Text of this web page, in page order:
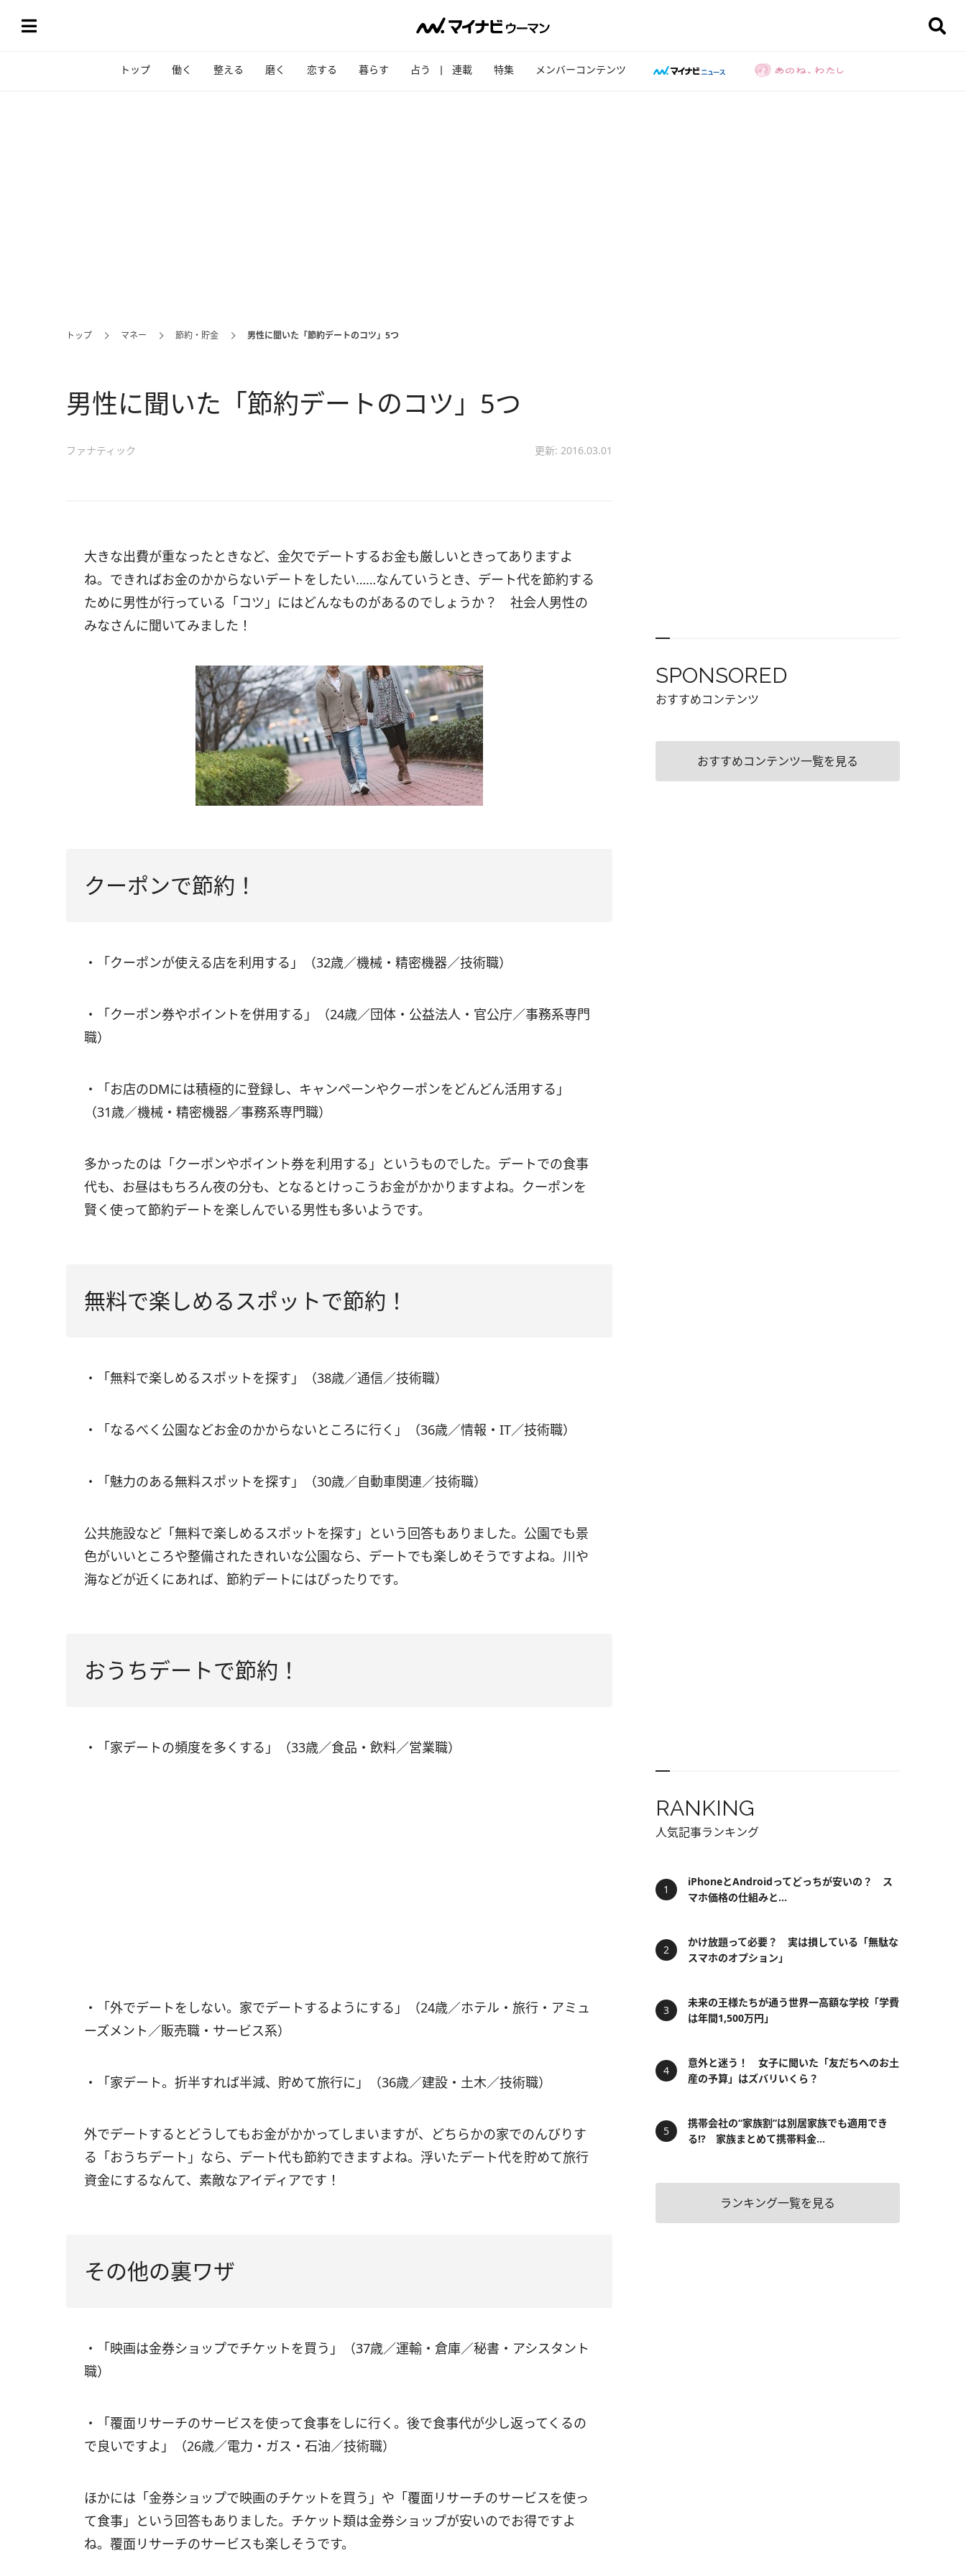
トップ 働く 整える 磨く 恋する 暮らす 占う 連載 特集 メンバーコンテンツ
トップ マネー 節約・貯金 男性に聞いた「節約デートのコツ」5つ
男性に聞いた「節約デートのコツ」5つ
ファナティック 更新: 2016.03.01
大きな出費が重なったときなど、金欠でデートするお金も厳しいときってありますよ
ね。できればお金のかからないデートをしたい……なんていうとき、デート代を節約する
ために男性が行っている「コツ」にはどんなものがあるのでしょうか？ 社会人男性の
みなさんに聞いてみました！
クーポンで節約！
・「クーポンが使える店を利用する」（32歳／機械・精密機器／技術職）
・「クーポン券やポイントを併用する」（24歳／団体・公益法人・官公庁／事務系専門
職）
・「お店のDMには積極的に登録し、キャンペーンやクーポンをどんどん活用する」
（31歳／機械・精密機器／事務系専門職）
多かったのは「クーポンやポイント券を利用する」というものでした。デートでの食事
代も、お昼はもちろん夜の分も、となるとけっこうお金がかかりますよね。クーポンを
賢く使って節約デートを楽しんでいる男性も多いようです。
無料で楽しめるスポットで節約！
・「無料で楽しめるスポットを探す」（38歳／通信／技術職）
・「なるべく公園などお金のかからないところに行く」（36歳／情報・IT／技術職）
・「魅力のある無料スポットを探す」（30歳／自動車関連／技術職）
公共施設など「無料で楽しめるスポットを探す」という回答もありました。公園でも景
色がいいところや整備されたきれいな公園なら、デートでも楽しめそうですよね。川や
海などが近くにあれば、節約デートにはぴったりです。
おうちデートで節約！
・「家デートの頻度を多くする」（33歳／食品・飲料／営業職）
・「外でデートをしない。家でデートするようにする」（24歳／ホテル・旅行・アミュ
ーズメント／販売職・サービス系）
・「家デート。折半すれば半減、貯めて旅行に」（36歳／建設・土木／技術職）
外でデートするとどうしてもお金がかかってしまいますが、どちらかの家でのんびりす
る「おうちデート」なら、デート代も節約できますよね。浮いたデート代を貯めて旅行
資金にするなんて、素敵なアイディアです！
その他の裏ワザ
・「映画は金券ショップでチケットを買う」（37歳／運輸・倉庫／秘書・アシスタント
職）
・「覆面リサーチのサービスを使って食事をしに行く。後で食事代が少し返ってくるの
で良いですよ」（26歳／電力・ガス・石油／技術職）
ほかには「金券ショップで映画のチケットを買う」や「覆面リサーチのサービスを使っ
て食事」という回答もありました。チケット類は金券ショップが安いのでお得ですよ
ね。覆面リサーチのサービスも楽しそうです。
SPONSORED
おすすめコンテンツ
おすすめコンテンツ一覧を見る
RANKING
人気記事ランキング
iPhoneとAndroidってどっちが安いの？ ス
マホ価格の仕組みと...
かけ放題って必要？ 実は損している「無駄な
スマホのオプション」
未来の王様たちが通う世界一高額な学校「学費
は年間1,500万円」
意外と迷う！ 女子に聞いた「友だちへのお土
産の予算」はズバリいくら？
携帯会社の“家族割”は別居家族でも適用でき
る!? 家族まとめて携帯料金...
ランキング一覧を見る